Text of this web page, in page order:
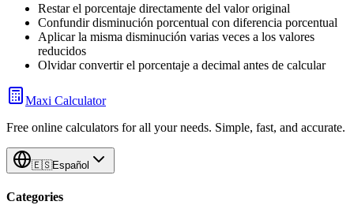
Restar el porcentaje directamente del valor original
Confundir disminución porcentual con diferencia porcentual
Aplicar la misma disminución varias veces a los valores
reducidos
Olvidar convertir el porcentaje a decimal antes de calcular
Maxi Calculator
Free online calculators for all your needs. Simple, fast, and accurate.
🇪🇸Español
Categories